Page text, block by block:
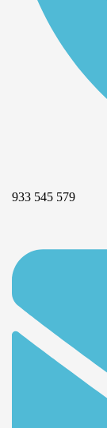
933 545 579